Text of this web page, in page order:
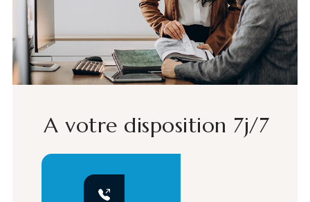
A votre disposition 7j/7